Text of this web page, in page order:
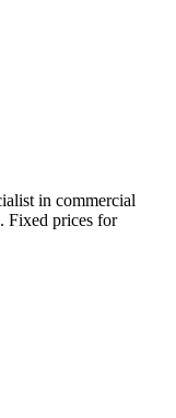
in commercial
Fixed prices for